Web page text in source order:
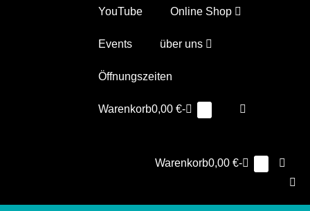
YouTube Online Shop
Events über uns
Öffnungszeiten
Warenkorb
Warenkorb0,00 €-
Suche-
Warenkorb
Warenkorb0,00 €-